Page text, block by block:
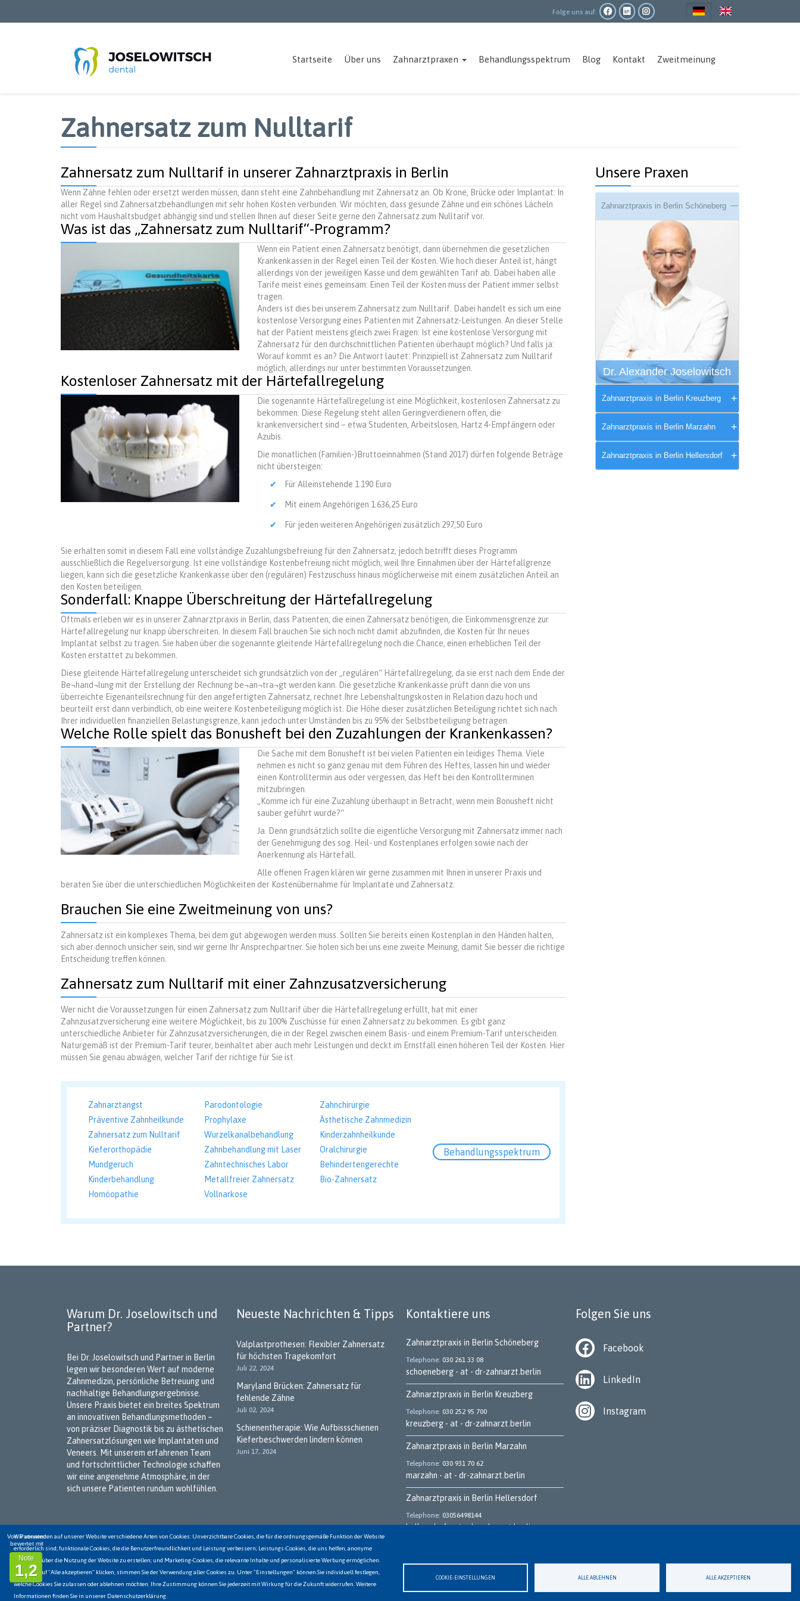
Inhalt
Folge uns auf:
Main
Startseite Über uns Zahnarztpraxen Behandlungsspektrum Blog Kontakt Zweitmeinung
Zahnersatz zum Nulltarif
Zahnersatz zum Nulltarif in unserer Zahnarztpraxis in Berlin
Wenn Zähne fehlen oder ersetzt werden müssen, dann steht eine Zahnbehandlung mit Zahnersatz an. Ob Krone, Brücke oder Implantat: In
aller Regel sind Zahnersatzbehandlungen mit sehr hohen Kosten verbunden. Wir möchten, dass gesunde Zähne und ein schönes Lächeln
nicht vom Haushaltsbudget abhängig sind und stellen Ihnen auf dieser Seite gerne den Zahnersatz zum Nulltarif vor.
Was ist das „Zahnersatz zum Nulltarif“-Programm?
Wenn ein Patient einen Zahnersatz benötigt, dann übernehmen die gesetzlichen
Krankenkassen in der Regel einen Teil der Kosten. Wie hoch dieser Anteil ist, hängt
allerdings von der jeweiligen Kasse und dem gewählten Tarif ab. Dabei haben alle
Tarife meist eines gemeinsam: Einen Teil der Kosten muss der Patient immer selbst
tragen.
Anders ist dies bei unserem Zahnersatz zum Nulltarif. Dabei handelt es sich um eine
kostenlose Versorgung eines Patienten mit Zahnersatz-Leistungen. An dieser Stelle
hat der Patient meistens gleich zwei Fragen: Ist eine kostenlose Versorgung mit
Zahnersatz für den durchschnittlichen Patienten überhaupt möglich? Und falls ja:
Worauf kommt es an? Die Antwort lautet: Prinzipiell ist Zahnersatz zum Nulltarif
möglich, allerdings nur unter bestimmten Voraussetzungen.
Kostenloser Zahnersatz mit der Härtefallregelung
Die sogenannte Härtefallregelung ist eine Möglichkeit, kostenlosen Zahnersatz zu
bekommen. Diese Regelung steht allen Geringverdienern offen, die
krankenversichert sind – etwa Studenten, Arbeitslosen, Hartz 4-Empfängern oder
Azubis.
Die monatlichen (Familien-)Bruttoeinnahmen (Stand 2017) dürfen folgende Beträge
nicht übersteigen:
Für Alleinstehende 1.190 Euro
Mit einem Angehörigen 1.636,25 Euro
Für jeden weiteren Angehörigen zusätzlich 297,50 Euro
Sie erhalten somit in diesem Fall eine vollständige Zuzahlungsbefreiung für den Zahnersatz, jedoch betrifft dieses Programm
ausschließlich die Regelversorgung. Ist eine vollständige Kostenbefreiung nicht möglich, weil Ihre Einnahmen über der Härtefallgrenze
liegen, kann sich die gesetzliche Krankenkasse über den (regulären) Festzuschuss hinaus möglicherweise mit einem zusätzlichen Anteil an
den Kosten beteiligen.
Sonderfall: Knappe Überschreitung der Härtefallregelung
Oftmals erleben wir es in unserer Zahnarztpraxis in Berlin, dass Patienten, die einen Zahnersatz benötigen, die Einkommensgrenze zur
Härtefallregelung nur knapp überschreiten. In diesem Fall brauchen Sie sich noch nicht damit abzufinden, die Kosten für Ihr neues
Implantat selbst zu tragen. Sie haben über die sogenannte gleitende Härtefallregelung noch die Chance, einen erheblichen Teil der
Kosten erstattet zu bekommen.
Diese gleitende Härtefallregelung unterscheidet sich grundsätzlich von der „regulären“ Härtefallregelung, da sie erst nach dem Ende der
Be¬hand¬lung mit der Erstellung der Rechnung be¬an¬tra¬gt werden kann. Die gesetzliche Krankenkasse prüft dann die von uns
überreichte Eigenanteilsrechnung für den angefertigten Zahnersatz, rechnet Ihre Lebenshaltungskosten in Relation dazu hoch und
beurteilt erst dann verbindlich, ob eine weitere Kostenbeteiligung möglich ist. Die Höhe dieser zusätzlichen Beteiligung richtet sich nach
Ihrer individuellen finanziellen Belastungsgrenze, kann jedoch unter Umständen bis zu 95% der Selbstbeteiligung betragen.
Welche Rolle spielt das Bonusheft bei den Zuzahlungen der Krankenkassen?
Die Sache mit dem Bonusheft ist bei vielen Patienten ein leidiges Thema. Viele
nehmen es nicht so ganz genau mit dem Führen des Heftes, lassen hin und wieder
einen Kontrolltermin aus oder vergessen, das Heft bei den Kontrollterminen
mitzubringen.
„Komme ich für eine Zuzahlung überhaupt in Betracht, wenn mein Bonusheft nicht
sauber geführt wurde?“
Ja. Denn grundsätzlich sollte die eigentliche Versorgung mit Zahnersatz immer nach
der Genehmigung des sog. Heil- und Kostenplanes erfolgen sowie nach der
Anerkennung als Härtefall.
Alle offenen Fragen klären wir gerne zusammen mit Ihnen in unserer Praxis und
beraten Sie über die unterschiedlichen Möglichkeiten der Kostenübernahme für Implantate und Zahnersatz.
Brauchen Sie eine Zweitmeinung von uns?
Zahnersatz ist ein komplexes Thema, bei dem gut abgewogen werden muss. Sollten Sie bereits einen Kostenplan in den Händen halten,
sich aber dennoch unsicher sein, sind wir gerne Ihr Ansprechpartner. Sie holen sich bei uns eine zweite Meinung, damit Sie besser die richtige
Entscheidung treffen können.
Zahnersatz zum Nulltarif mit einer Zahnzusatzversicherung
Wer nicht die Voraussetzungen für einen Zahnersatz zum Nulltarif über die Härtefallregelung erfüllt, hat mit einer
Zahnzusatzversicherung eine weitere Möglichkeit, bis zu 100% Zuschüsse für einen Zahnersatz zu bekommen. Es gibt ganz
unterschiedliche Anbieter für Zahnzusatzversicherungen, die in der Regel zwischen einem Basis- und einem Premium-Tarif unterscheiden.
Naturgemäß ist der Premium-Tarif teurer, beinhaltet aber auch mehr Leistungen und deckt im Ernstfall einen höheren Teil der Kosten. Hier
müssen Sie genau abwägen, welcher Tarif der richtige für Sie ist.
Zahnarztangst Parodontologie
Zahnchirurgie
Präventive Zahnheilkunde
Prophylaxe
Ästhetische Zahnmedizin
Zahnersatz zum Nulltarif
Wurzelkanalbehandlung
Kinderzahnheilkunde
Kieferorthopädie
Zahnbehandlung mit Laser
Oralchirurgie
Mundgeruch
Zahntechnisches Labor
Behindertengerechte
Kinderbehandlung
Metallfreier Zahnersatz
Bio-Zahnersatz
Homöopathie
Vollnarkose
Behandlungsspektrum
Unsere Praxen
Zahnarztpraxis in Berlin Schöneberg
Dr. Alexander Joselowitsch
Zahnarztpraxis in Berlin Kreuzberg
Zahnarztpraxis in Berlin Marzahn
Zahnarztpraxis in Berlin Hellersdorf
Warum Dr. Joselowitsch und
Partner?
Bei Dr. Joselowitsch und Partner in Berlin
legen wir besonderen Wert auf moderne
Zahnmedizin, persönliche Betreuung und
nachhaltige Behandlungsergebnisse.
Unsere Praxis bietet ein breites Spektrum
an innovativen Behandlungsmethoden –
von präziser Diagnostik bis zu ästhetischen
Zahnersatzlösungen wie Implantaten und
Veneers. Mit unserem erfahrenen Team
und fortschrittlicher Technologie schaffen
wir eine angenehme Atmosphäre, in der
sich unsere Patienten rundum wohlfühlen.
Kontaktiere uns
Neueste Nachrichten & Tipps
Valplastprothesen: Flexibler Zahnersatz
für höchsten Tragekomfort
Juli 22, 2024
Maryland Brücken: Zahnersatz für
fehlende Zähne
Juli 02, 2024
Schienentherapie: Wie Aufbissschienen
Kieferbeschwerden lindern können
Juni 17, 2024
Kontaktiere uns
Zahnarztpraxis in Berlin Schöneberg
Telephone 030 261 33 08
schoeneberg - at - dr-zahnarzt.berlin
Zahnarztpraxis in Berlin Kreuzberg
Telephone 030 252 95 700
kreuzberg - at - dr-zahnarzt.berlin
Zahnarztpraxis in Berlin Marzahn
Telephone 030 931 70 62
marzahn - at - dr-zahnarzt.berlin
Zahnarztpraxis in Berlin Hellersdorf
Telephone 03056498144
hellersdorf - at - dr-zahnarzt.berlin
Folgen Sie uns
Facebook
LinkedIn
Instagram
Wir verwenden auf unserer Website verschiedene Arten von Cookies: Unverzichtbare Cookies, die für die ordnungsgemäße Funktion der Website
erforderlich sind; funktionale Cookies, die die Benutzerfreundlichkeit und Leistung verbessern; Leistungs-Cookies, die uns helfen, anonyme
Statistiken über die Nutzung der Website zu erstellen; und Marketing-Cookies, die relevante Inhalte und personalisierte Werbung ermöglichen.
Wenn Sie auf "Alle akzeptieren" klicken, stimmen Sie der Verwendung aller Cookies zu. Unter "Einstellungen" können Sie individuell festlegen,
welche Cookies Sie zulassen oder ablehnen möchten. Ihre Zustimmung können Sie jederzeit mit Wirkung für die Zukunft widerrufen. Weitere
Informationen finden Sie in unserer Datenschutzerklärung.
COOKIE-EINSTELLUNGEN ALLE ABLEHNEN ALLE AKZEPTIEREN
Footer
Datenschutz Impressum Job & Karriere
Von Patienten
bewertet mit
Note
1,2